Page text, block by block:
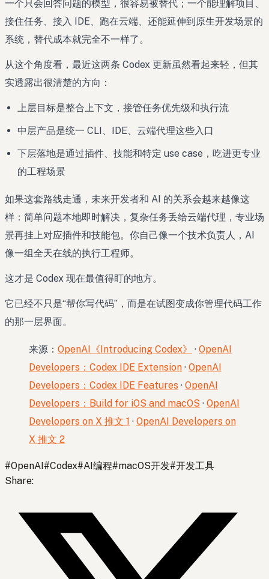
一个只会回答问题的模型，很容易被替代；一个能理解项目、
接住任务、接入 IDE、跑在云端、还能延伸到原生开发场景的
系统，替代成本就完全不一样了。
从这个角度看，最近这两条 Codex 更新虽然看起来轻，但其
实透露出很清楚的方向：
上层目标是整合上下文，接管任务优先级和执行流
中层产品是统一 CLI、IDE、云端代理这些入口
下层落地是通过插件、技能和特定 use case，吃进更专业
的工程场景
如果这套路线走通，未来开发者和 AI 的关系会越来越像这
样：简单问题本地即时解决，复杂任务丢给云端代理，专业场
景再挂上对应插件和技能包。你自己像一个技术负责人，AI
像一组全天在线的执行工程师。
这才是 Codex 现在最值得盯的地方。
它已经不只是“帮你写代码”，而是在试图变成你管理代码工作
的那一层界面。
来源： OpenAI《Introducing Codex》 · OpenAI
Developers：Codex IDE Extension · OpenAI
Developers：Codex IDE Features · OpenAI
Developers：Build for iOS and macOS · OpenAI
Developers on X 推文 1 · OpenAI Developers on
X 推文 2
#OpenAI #Codex#AI编程#macOS开发#开发工具
Share: